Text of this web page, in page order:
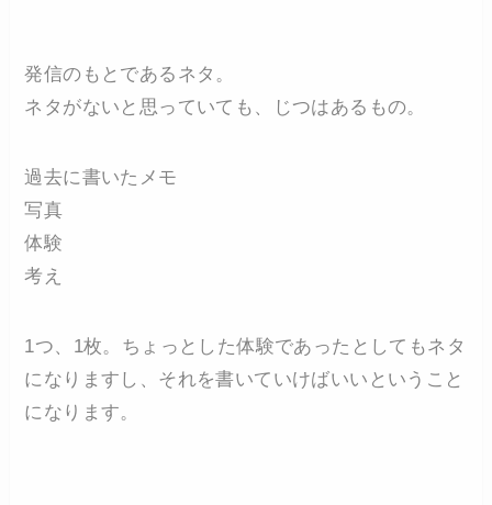
発信のもとであるネタ。
ネタがないと思っていても、じつはあるもの。
過去に書いたメモ
写真
体験
考え
1つ、1枚。ちょっとした体験であったとしてもネタ
になりますし、それを書いていけばいいということ
になります。